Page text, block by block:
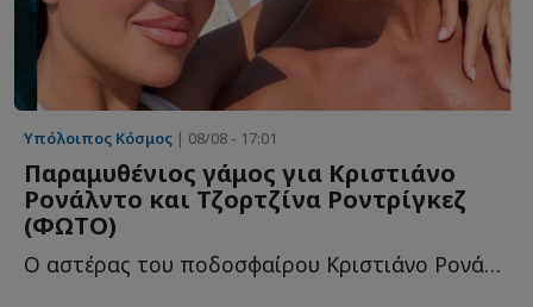
Υπόλοιπος Κόσμος | 08/08 - 17:01
Παραμυθένιος γάμος για Κριστιάνο
Ρονάλντο και Τζορτζίνα Ροντρίγκεζ
(ΦΩΤΟ)
Ο αστέρας του ποδοσφαίρου Κριστιάνο Ρονάλντο ετοιμάζεται ν...